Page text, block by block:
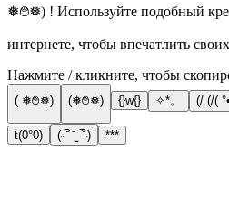
❅࿉❅) ! Используйте подобный
интернете, чтобы впечатлить
Нажмите / кликните, чтобы
( ❅࿉❅) (❅࿉❅) {}w{} ✧*。 (/ (/(
t(0°0) (˶‾᷄ ⁻̫ ‾᷅˵) ***